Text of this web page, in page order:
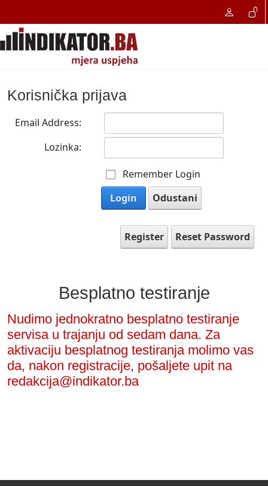
Korisnička prijava
Email Address:
Lozinka:
Remember Login
Login
Odustani
Register Reset Password
Besplatno testiranje
Nudimo jednokratno besplatno testiranje
servisa u trajanju od sedam dana. Za
aktivaciju besplatnog testiranja molimo vas
da, nakon registracije, pošaljete upit na
redakcija@indikator.ba